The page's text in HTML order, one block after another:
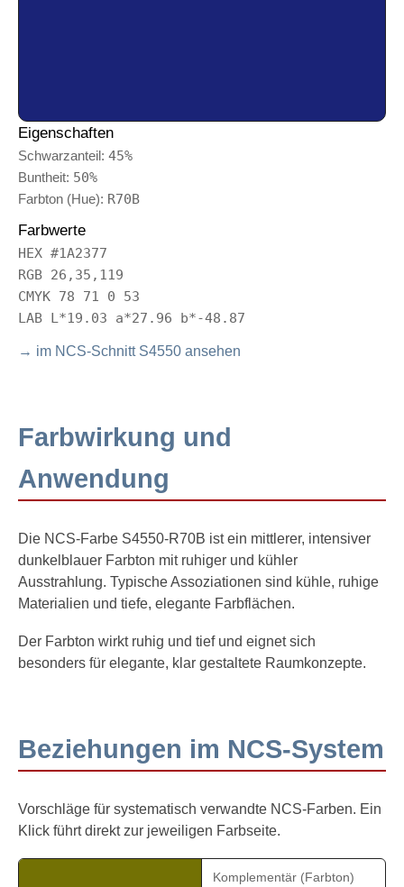
Eigenschaften
Schwarzanteil: 45%
Buntheit: 50%
Farbton (Hue): R70B
Farbwerte
HEX #1A2377
RGB 26,35,119
CMYK 78 71 0 53
LAB L*19.03 a*27.96 b*-48.87
→ im NCS-Schnitt S4550 ansehen
Farbwirkung und
Anwendung
Die NCS-Farbe S4550-R70B ist ein mittlerer, intensiver
dunkelblauer Farbton mit ruhiger und kühler
Ausstrahlung. Typische Assoziationen sind kühle, ruhige
Materialien und tiefe, elegante Farbflächen.
Der Farbton wirkt ruhig und tief und eignet sich
besonders für elegante, klar gestaltete Raumkonzepte.
Beziehungen im NCS-System
Vorschläge für systematisch verwandte NCS-Farben. Ein
Klick führt direkt zur jeweiligen Farbseite.
Komplementär (Farbton)